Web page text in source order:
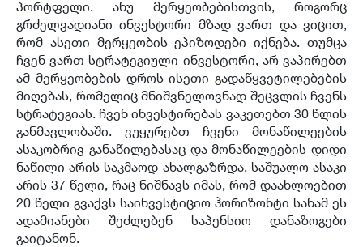
პორტფელი. ანუ მერყეობებისთვის, როგორც
გრძელვადიანი ინვესტორი მზად ვართ და ვიცით,
რომ ასეთი მერყეობის ეპიზოდები იქნება. თუმცა
ჩვენ ვართ სტრატეგიული ინვესტორი, არ ვაპირებთ
ამ მერყეობების დროს ისეთი გადაწყვეტილებების
მიღებას, რომელიც მნიშვნელოვნად შეცვლის ჩვენს
სტრატეგიას. ჩვენ ინვესტირებას ვაკეთებთ 30 წლის
განმავლობაში. ვუყურებთ ჩვენი მონაწილეების
ასაკობრივ განაწილებასაც და მონაწილეების დიდი
ნაწილი არის საკმაოდ ახალგაზრდა. საშუალო ასაკი
არის 37 წელი, რაც ნიშნავს იმას, რომ დაახლოებით
20 წელი გვაქვს საინვესტიციო ჰორიზონტი სანამ ეს
ადამიანები შეძლებენ საპენსიო დანაზოგები
გაიტანონ.